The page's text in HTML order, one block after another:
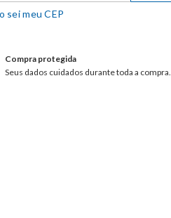
sei meu CEP
Compra protegida
Seus dados cuidados durante toda a compra.